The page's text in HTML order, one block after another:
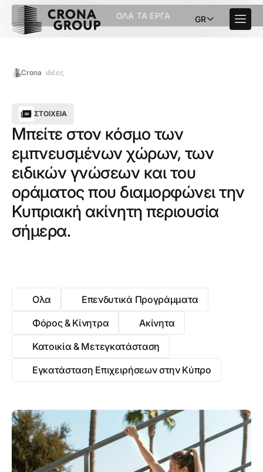
ΌΛΑ ΤΑ ΈΡΓΑ GR
Crona ιδέες
ΣΤΟΙΧΕΊΑ
Μπείτε στον κόσμο των
εμπνευσμένων χώρων, των
ειδικών γνώσεων και του
οράματος που διαμορφώνει την
Κυπριακή ακίνητη περιουσία
σήμερα.
Ολα
Επενδυτικά Προγράμματα
Φόρος & Κίνητρα
Ακίνητα
Κατοικία & Μετεγκατάσταση
Εγκατάσταση Επιχειρήσεων στην Κύπρο